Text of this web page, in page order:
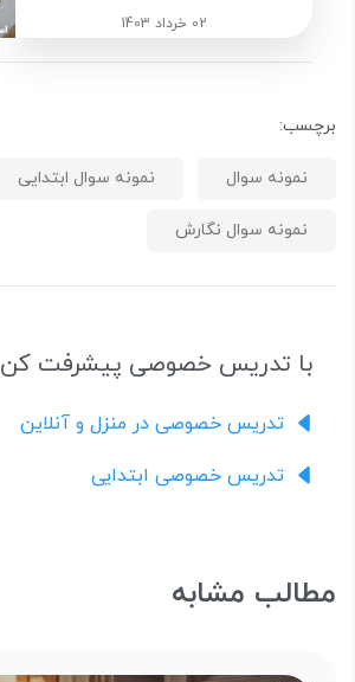
02 خرداد 1403
برچسب:
نمونه سوال نمونه سوال ابتدایی
نمونه سوال نگارش
با تدریس خصوصی پیشرفت کن
تدریس خصوصی در منزل و آنلاین
تدریس خصوصی ابتدایی
مطالب مشابه